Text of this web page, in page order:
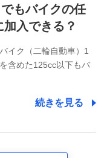
メール内容や送信履
た際のメール内容や
又は保有する保険契
及び被保険者の氏
と被保険者の関係、
報、建物の構造や築
もバイクの任
入できる？
イク（二輪自動車）1
含めた125cc以下もバ
続きを見る